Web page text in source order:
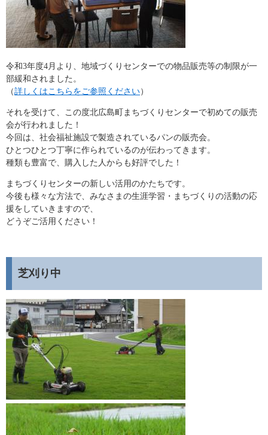
令和3年度4月より、地域づくりセンターでの物品販売等の制限が一
部緩和されました。
（詳しくはこちらをご参照ください）
それを受けて、この度北広島町まちづくりセンターで初めての販売
会が行われました！
今回は、社会福祉施設で製造されているパンの販売会。
ひとつひとつ丁寧に作られているのが伝わってきます。
種類も豊富で、購入した人からも好評でした！
まちづくりセンターの新しい活用のかたちです。
今後も様々な方法で、みなさまの生涯学習・まちづくりの活動の応
援をしていきますので、
どうぞご活用ください！
芝刈り中